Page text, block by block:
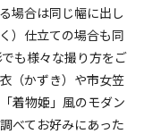
場合は同じ幅に出し
）仕立ての場合も同
も様々な撮り方をご
（かずき）や市女笠
着物姫」風のモダン
べてお好みにあった